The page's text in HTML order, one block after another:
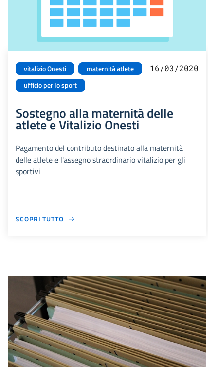
vitalizio Onesti
maternità atlete
ufficio per lo sport
16/03/2020
Sostegno alla maternità delle
atlete e Vitalizio Onesti
Pagamento del contributo destinato alla maternità
delle atlete e l'assegno straordinario vitalizio per gli
sportivi
SCOPRI TUTTO